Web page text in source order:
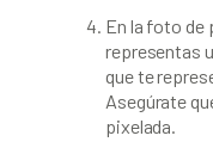
En la foto de
representas
que te
Asegúrate
pixelada.